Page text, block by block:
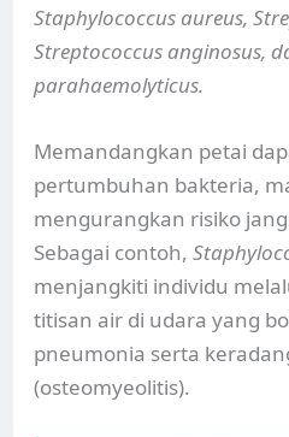
Staphylococcus aureus,
Streptococcus anginosus,
parahaemolyticus.
Memandangkan petai
pertumbuhan bakteria,
mengurangkan risiko
Sebagai contoh,
menjangkiti individu
titisan air di udara yang
pneumonia serta
(osteomyeolitis).